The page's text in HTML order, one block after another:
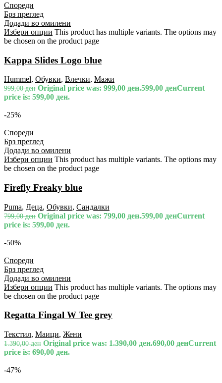
Спореди
Брз преглед
Додади во омилени
Избери опции This product has multiple variants. The options may
be chosen on the product page
Kappa Slides Logo blue
Hummel, Обувки, Влечки, Мажи
999,00ден Original price was: 999,00 ден.599,00 денCurrent
price is: 599,00 ден.
-25%
Спореди
Брз преглед
Додади во омилени
Избери опции This product has multiple variants. The options may
be chosen on the product page
Firefly Freaky blue
Puma, Деца, Обувки, Сандалки
799,00ден Original price was: 799,00 ден.599,00 денCurrent
price is: 599,00 ден.
-50%
Спореди
Брз преглед
Додади во омилени
Избери опции This product has multiple variants. The options may
be chosen on the product page
Regatta Fingal W Tee grey
Текстил, Маици, Жени
1.390,00ден Original price was: 1.390,00 ден.690,00 денCurrent
price is: 690,00 ден.
-47%